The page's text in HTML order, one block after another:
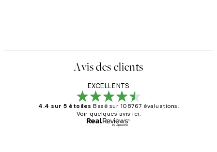
Avis des clients
EXCELLENTS
4.4 sur 5 étoiles Basé sur 108767 évaluations.
Voir quelques avis ici.